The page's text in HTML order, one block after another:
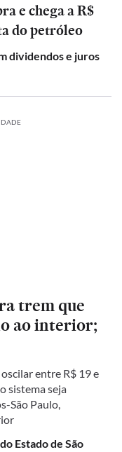
e chega a R$
do petróleo
dividendos e juros
trem que
ao interior;
entre R$ 19 e
sistema seja
São Paulo,
Estado de São